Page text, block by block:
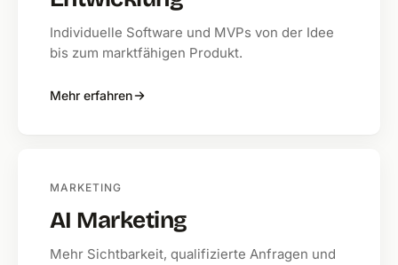
Individuelle Software und MVPs von der Idee
bis zum marktfähigen Produkt.
Mehr erfahren
MARKETING
AI Marketing
Mehr Sichtbarkeit, qualifizierte Anfragen und